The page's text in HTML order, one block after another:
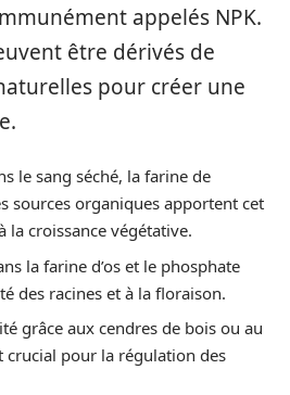
appelés NPK.
être dérivés de
pour créer une
le sang séché, la farine de
sources organiques apportent cet
la croissance végétative.
la farine d’os et le phosphate
des racines et à la floraison.
grâce aux cendres de bois ou au
crucial pour la régulation des